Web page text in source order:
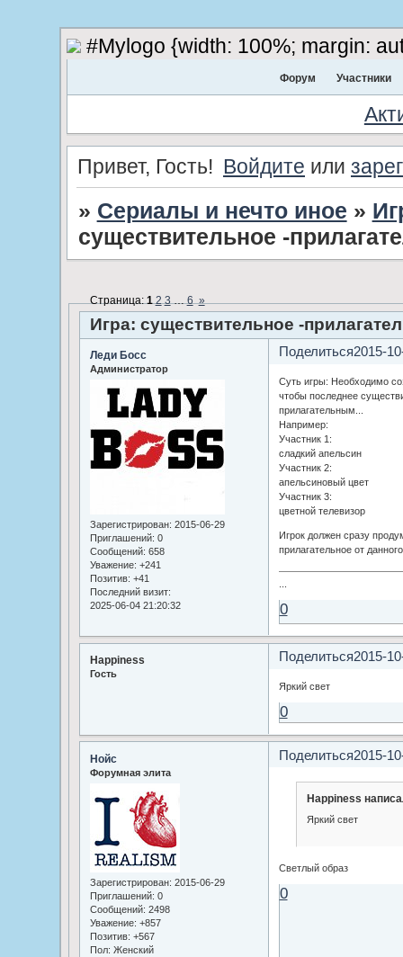
#Mylogo {width: 100%; margin:
Форум Участники
Привет, Гость! Войдите или
» Сериалы и нечто иное »
существительное -
Игра: существительное -
Страница:1 2 3 … 6 »
Поделиться2015-
Леди Босс
Администратор
Зарегистрирован: 2015-06-29
Приглашений: 0
Сообщений: 658
Уважение: +241
Позитив: +41
Последний визит:
2025-06-04 21:20:32
Суть игры: Необходимо
чтобы последнее
прилагательным...
Например:
Участник 1:
сладкий апельсин
Участник 2:
апельсиновый цвет
Участник 3:
цветной телевизор
Игрок должен сразу
прилагательное от
0
Поделиться2015-
Happiness
Гость
Яркий свет
0
Поделиться2015-
Нойс
Форумная элита
Зарегистрирован: 2015-06-29
Приглашений: 0
Сообщений: 2498
Уважение: +857
Позитив: +567
Пол: Женский
Happiness
Яркий свет
Светлый образ
0